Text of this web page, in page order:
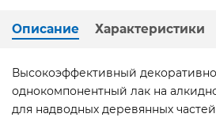
Описание Характеристики
Высокоэффективный
однокомпонентный лак на
для надводных деревянных